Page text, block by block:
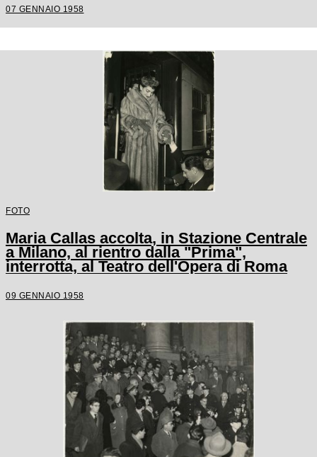
camerino a causa di una brutta raucedine
07 GENNAIO 1958
FOTO
Maria Callas accolta, in Stazione Centrale
a Milano, al rientro dalla "Prima",
interrotta, al Teatro dell'Opera di Roma
09 GENNAIO 1958